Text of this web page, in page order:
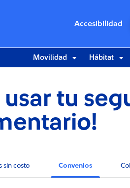
Accesibilidad
Movilidad Hábitat
usar tu
sin costo Convenios